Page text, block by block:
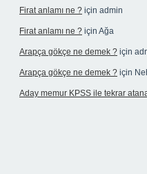
Firat anlamı ne ? için admin
Firat anlamı ne ? için Ağa
Arapça gökçe ne demek ? için
Arapça gökçe ne demek ? için
Aday memur KPSS ile tekrar